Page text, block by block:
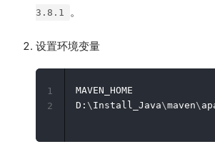
3.8.1 。
设置环境变量
MAVEN_HOME
D: \ Install_Java\maven\
1
2